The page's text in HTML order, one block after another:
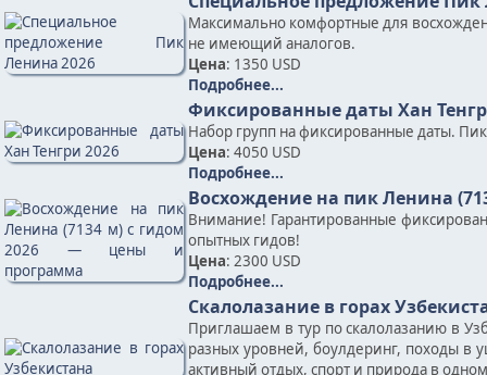
Максимально комфортные для
не имеющий аналогов.
Цена: 1350 USD
Подробнее...
Фиксированные даты Хан
Набор групп на фиксированные даты.
Цена: 4050 USD
Подробнее...
Восхождение на пик Ленина
Внимание! Гарантированные
опытных гидов!
Цена: 2300 USD
Подробнее...
Скалолазание в горах
Приглашаем в тур по скалолазанию в
разных уровней, боулдеринг, походы в
активный отдых, спорт и природа в